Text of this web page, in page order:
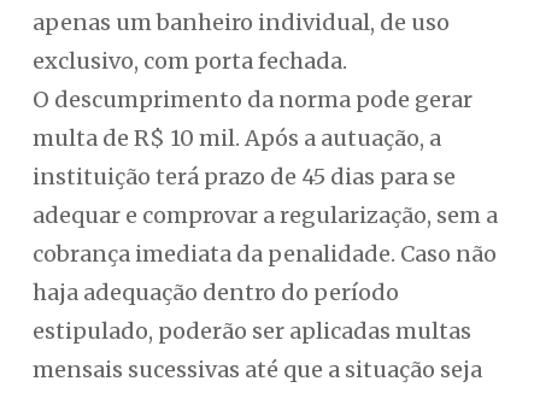
apenas um banheiro individual, de uso
exclusivo, com porta fechada.
O descumprimento da norma pode gerar
multa de R$ 10 mil. Após a autuação, a
instituição terá prazo de 45 dias para se
adequar e comprovar a regularização, sem a
cobrança imediata da penalidade. Caso não
haja adequação dentro do período
estipulado, poderão ser aplicadas multas
mensais sucessivas até que a situação seja